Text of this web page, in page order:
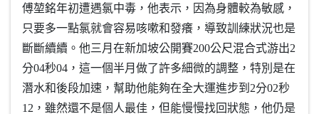
傅堃銘年初遭遇氯中毒，他表示，因為身體較為敏感，
只要多一點氯就會容易咳嗽和發癢，導致訓練狀況也是
斷斷續續。他三月在新加坡公開賽200公尺混合式游出2
分04秒04，這一個半月做了許多細微的調整，特別是在
潛水和後段加速，幫助他能夠在全大運進步到2分02秒
12，雖然還不是個人最佳，但能慢慢找回狀態，他仍是